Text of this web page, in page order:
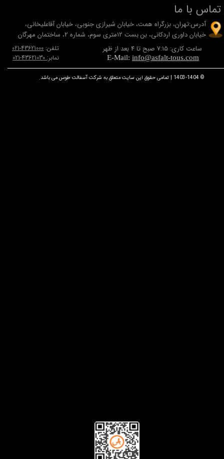
تماس با ما
آدرس:تهران، بزرگراه همت، خيابان شيرازی جنوبی، خيابان آقاعلیخانی،
خيابان داوری اردکانی، بن بست 12متری سوم، شماره 2، ساختمان مهرگان
تلفن:43621000-021
نمابر:43621030-021
ساعت کاری: 7:15 صبح تا 4 بعد از ظهر
E-Mail:info@asfalt-tous.com
© 1403-1404 | تمامی حقوق این سایت متعلق به شرکت آسفالت طوس می باشد.